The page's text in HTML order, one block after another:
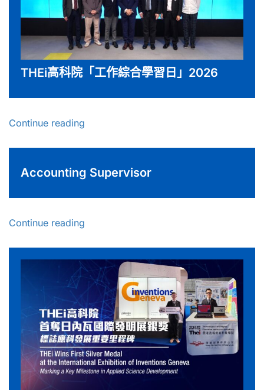
THEi高科院「工作綜合學習日」2026
Continue reading
Accounting Supervisor
Continue reading